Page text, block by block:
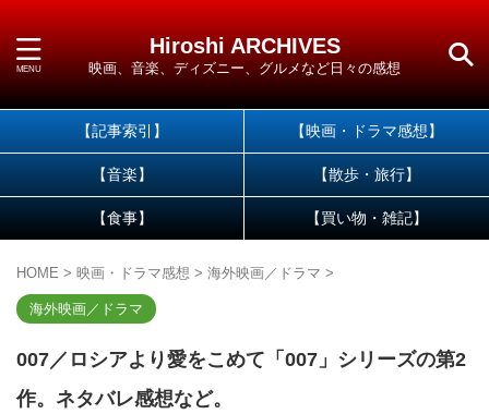
Hiroshi ARCHIVES
映画、音楽、ディズニー、グルメなど日々の感想
【記事索引】 【映画・ドラマ感想】
【音楽】 【散歩・旅行】
【食事】 【買い物・雑記】
HOME > 映画・ドラマ感想 > 海外映画／ドラマ >
海外映画／ドラマ
007／ロシアより愛をこめて「007」シリーズの第2
作。ネタバレ感想など。